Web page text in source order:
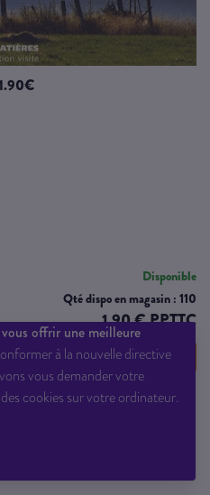
offrir une meilleure
à la nouvelle directive
vous demander votre
cookies sur votre ordinateur.
Disponible
Qté dispo en magasin : 110
1,90 € PPTTC
DÉTAIL